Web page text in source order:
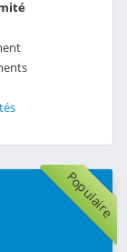
Populaire